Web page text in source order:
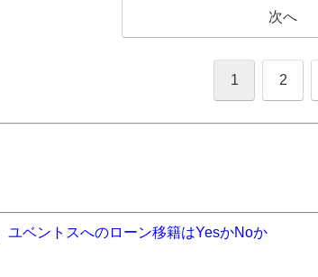
次へ
1 2
ユベントスへのローン移籍はYesかNoか